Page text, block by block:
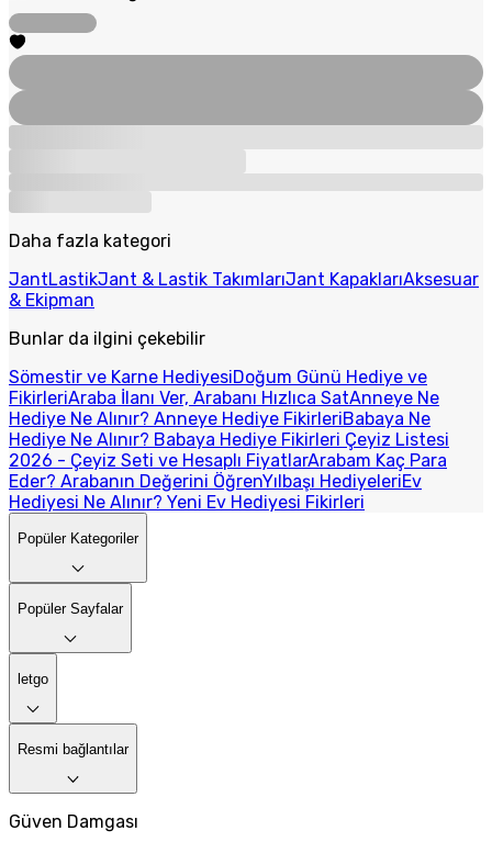
Daha fazla kategori
JantLastikJant & Lastik TakımlarıJant KapaklarıAksesuar
& Ekipman
Bunlar da ilgini çekebilir
Sömestir ve Karne HediyesiDoğum Günü Hediye ve
FikirleriAraba İlanı Ver, Arabanı Hızlıca SatAnneye Ne
Hediye Ne Alınır? Anneye Hediye FikirleriBabaya Ne
Hediye Ne Alınır? Babaya Hediye Fikirleri Çeyiz Listesi
2026 - Çeyiz Seti ve Hesaplı FiyatlarArabam Kaç Para
Eder? Arabanın Değerini ÖğrenYılbaşı HediyeleriEv
Hediyesi Ne Alınır? Yeni Ev Hediyesi Fikirleri
Popüler Kategoriler
Popüler Sayfalar
letgo
Resmi bağlantılar
Güven Damgası